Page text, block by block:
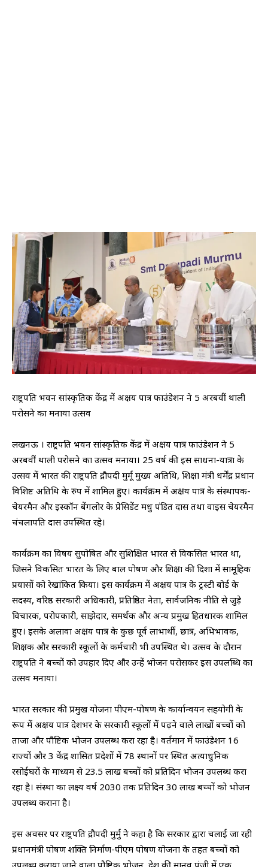
राष्ट्रपति भवन सांस्कृतिक केंद्र में अक्षय पात्र फाउंडेशन ने 5 अरबवीं थाली
परोसने का मनाया उत्सव
लखनऊ । राष्ट्रपति भवन सांस्कृतिक केंद्र में अक्षय पात्र फाउंडेशन ने 5
अरबवीं थाली परोसने का उत्सव मनाया। 25 वर्ष की इस साधना-यात्रा के
उत्सव में भारत की राष्ट्रपति द्रौपदी मुर्मू मुख्य अतिथि, शिक्षा मंत्री धर्मेंद्र प्रधान
विशिष्ट अतिथि के रुप में शामिल हुए। कार्यक्रम में अक्षय पात्र के संस्थापक-
चेयरमैन और इस्कॉन बेंगलोर के प्रेसिडेंट मधु पंडित दास तथा वाइस चेयरमैन
चंचलापति दास उपस्थित रहे।
कार्यक्रम का विषय सुपोषित और सु​शि​क्षित भारत से विकसित भारत था,
जिसने विकसित भारत के लिए बाल पोषण और शिक्षा की दिशा में सामूहिक
प्रयासों को रेखांकित किया। इस कार्यक्रम में अक्षय पात्र के ट्रस्टी बोर्ड के
सदस्य, वरिष्ठ सरकारी अधिकारी, प्रतिष्ठित नेता, सार्वजनिक नीति से जुड़े
विचारक, परोपकारी, साझेदार, समर्थक और अन्य प्रमुख हितधारक शामिल
हुए। इसके अलावा अक्षय पात्र के कुछ पूर्व लाभार्थी, छात्र, अभिभावक,
शिक्षक और सरकारी स्कूलों के कर्मचारी भी उपस्थित थे। उत्सव के दौरान
राष्ट्रपति ने बच्चों को उपहार दिए और उन्हें भोजन परोसकर इस उपलब्धि का
उत्सव मनाया।
भारत सरकार की प्रमुख योजना पीएम-पोषण के कार्यान्वयन सहयोगी के
रूप में अक्षय पात्र देशभर के सरकारी स्कूलों में पढ़ने वाले लाखों बच्चों को
ताजा और पौष्टिक भोजन उपलब्ध करा रहा है। वर्तमान में फाउंडेशन 16
राज्यों और 3 केंद्र शासित प्रदेशों में 78 स्थानों पर स्थित अत्याधुनिक
रसोईघरों के माध्यम से 23.5 लाख बच्चों को प्रतिदिन भोजन उपलब्ध करा
रहा है। संस्था का लक्ष्य वर्ष 2030 तक प्रतिदिन 30 लाख बच्चों को भोजन
उपलब्ध कराना है।
इस अवसर पर राष्ट्रपति द्रौपदी मुर्मु ने कहा है कि सरकार द्वारा चलाई जा रही
प्रधानमंत्री पोषण शक्ति निर्माण-पीएम पोषण योजना के तहत बच्चों को